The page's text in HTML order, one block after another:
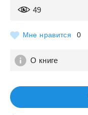
49
Мне нравится 0
О книге